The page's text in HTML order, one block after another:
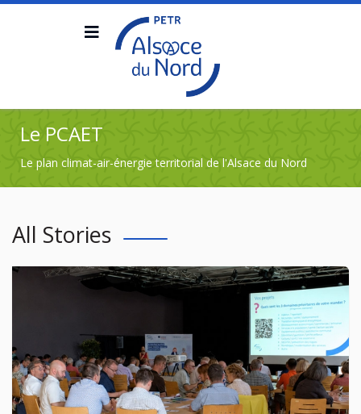
Le PCAET
Le plan climat-air-énergie territorial de l'Alsace du Nord
All Stories